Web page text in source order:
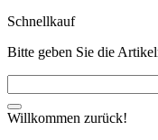
Schnellkauf
Bitte geben Sie die
Willkommen zurück!